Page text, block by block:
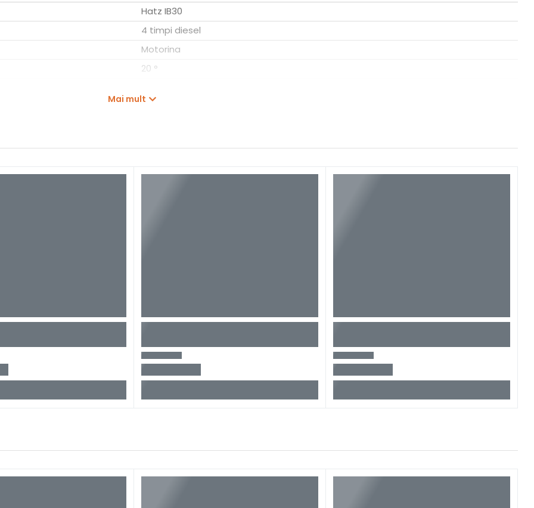
Hatz IB30
4 timpi diesel
Motorina
20 °
VVV70022HE
Mai mult